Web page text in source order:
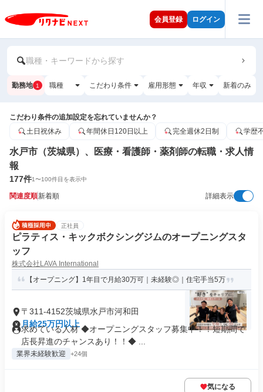
会員登録 ログイン
職種・キーワードから探す
勤務地 1 職種 こだわり条件 雇用形態 年収 新着のみ
こだわり条件の追加設定を忘れていませんか？
土日祝休み
年間休日120日以上 完全週休2日制 学歴
水戸市（茨城県）、医療・看護師・薬剤師の転職・求人情
報
177件1〜100件目を表示中
関連度順新着順 詳細表示
正社員
ピラティス・キックボクシングジムのオープニングスタ
ッフ
株式会社LAVA International
【オープニング】1年目で月給30万可｜未経験◎｜住宅手当5万
〒311-4152茨城県水戸市河和田
月給25万円以上
求めている人材 ◆オープニングスタッフ募集中！！短期間で
店長昇進のチャンスあり！！◆ ...
業界未経験歓迎 +24個
気になる